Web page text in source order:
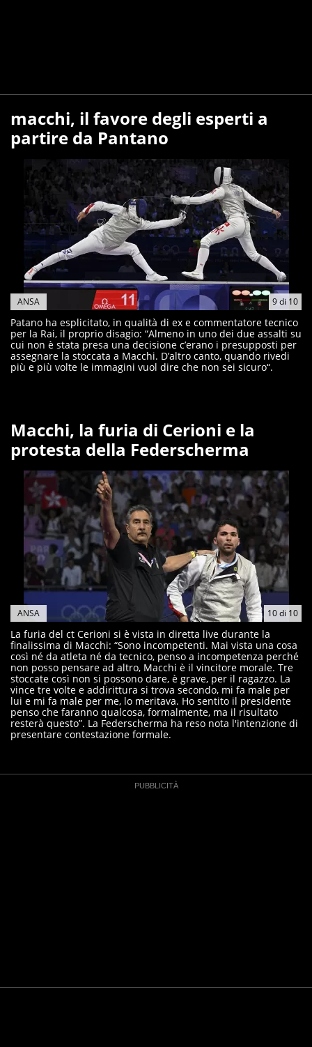
macchi, il favore degli esperti a
partire da Pantano
9di 10
ANSA
Patano ha esplicitato, in qualità di ex e commentatore tecnico
per la Rai, il proprio disagio: “Almeno in uno dei due assalti su
cui non è stata presa una decisione c’erano i presupposti per
assegnare la stoccata a Macchi. D’altro canto, quando rivedi
più e più volte le immagini vuol dire che non sei sicuro“.
Macchi, la furia di Cerioni e la
protesta della Federscherma
10di 10
ANSA
La furia del ct Cerioni si è vista in diretta live durante la
finalissima di Macchi: “Sono incompetenti. Mai vista una cosa
così né da atleta né da tecnico, penso a incompetenza perché
non posso pensare ad altro, Macchi è il vincitore morale. Tre
stoccate così non si possono dare, è grave, per il ragazzo. La
vince tre volte e addirittura si trova secondo, mi fa male per
lui e mi fa male per me, lo meritava. Ho sentito il presidente
penso che faranno qualcosa, formalmente, ma il risultato
resterà questo”. La Federscherma ha reso nota l'intenzione di
presentare contestazione formale.